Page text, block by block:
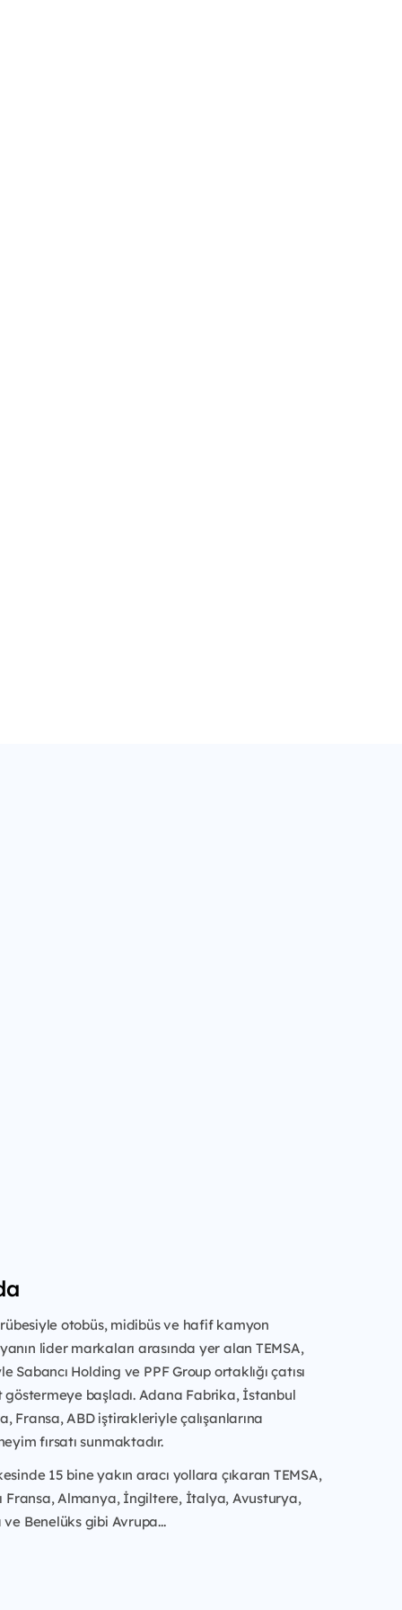
otobüs, midibüs ve hafif kamyon
lider markaları arasında yer alan TEMSA,
Sabancı Holding ve PPF Group ortaklığı çatısı
başladı. Adana Fabrika, İstanbul
Fransa, ABD iştirakleriyle çalışanlarına
fırsatı sunmaktadır.
15 bine yakın aracı yollara çıkaran TEMSA,
Fransa, Almanya, İngiltere, İtalya, Avusturya,
Benelüks gibi Avrupa...